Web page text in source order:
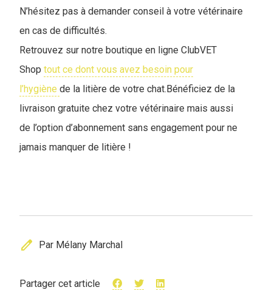
N’hésitez pas à demander conseil à votre vétérinaire
en cas de difficultés.
Retrouvez sur notre boutique en ligne ClubVET
Shop tout ce dont vous avez besoin pour
l’hygiène de la litière de votre chat.Bénéficiez de la
livraison gratuite chez votre vétérinaire mais aussi
de l’option d’abonnement sans engagement pour ne
jamais manquer de litière !
edit Par Mélany Marchal
Partager cet article